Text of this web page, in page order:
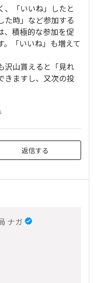
、「いいね」したと
た時」など参加する
、積極的な参加を促
「いいね」も増えて
沢山貰えると「見れ
きますし、又次の投
返信する
ナガ